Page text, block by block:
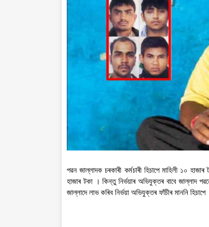
পৱন জাল্লাদক চৰকাৰী কৰ্মচাৰী হিচাপে মাহিলী ১০
হাজাৰ টকা । কিন্তু নিৰ্ভয়াৰ অভিযুক্তৰ বাবে জাল্লাদ
জাল্লাদে লাভ কৰিব নিৰ্ভয়া অভিযুক্তৰ ফাঁচীৰ মাননি হিচাপে